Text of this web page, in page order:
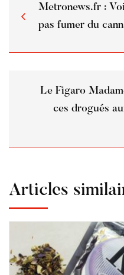
Metronews.fr :
pas fumer du
Le Figaro
ces drogués
Articles